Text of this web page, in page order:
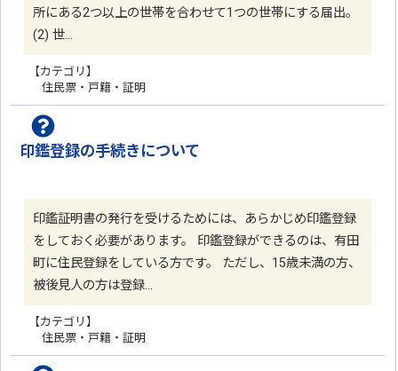
所にある2つ以上の世帯を合わせて1つの世帯にする届出。
(2) 世…
【カテゴリ】
住民票・戸籍・証明
印鑑登録の手続きについて
印鑑証明書の発行を受けるためには、あらかじめ印鑑登録
をしておく必要があります。 印鑑登録ができるのは、有田
町に住民登録をしている方です。 ただし、15歳未満の方、
被後見人の方は登録…
【カテゴリ】
住民票・戸籍・証明